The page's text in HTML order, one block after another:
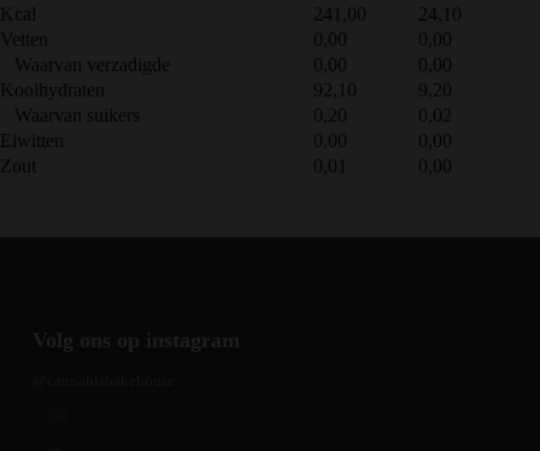
Kcal
241,00
24,10
Vetten
0,00
0,00
Waarvan verzadigde
0,00
0,00
Koolhydraten
92,10
9,20
Waarvan suikers
0,20
0,02
Eiwitten
0,00
0,00
Zout
0,01 0,00